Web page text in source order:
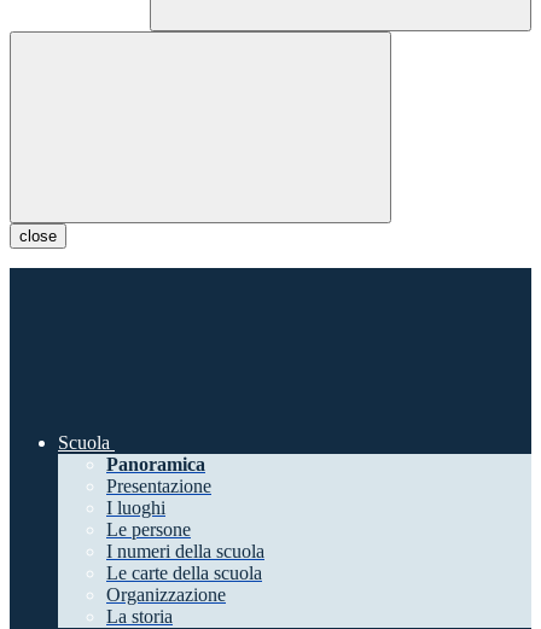
close
Scuola
Panoramica
Presentazione
I luoghi
Le persone
I numeri della scuola
Le carte della scuola
Organizzazione
La storia